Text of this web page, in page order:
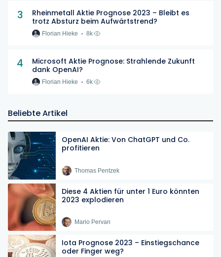
3
Rheinmetall Aktie Prognose 2023 – Bleibt es
trotz Absturz beim Aufwärtstrend?
Florian Hieke 8k
4
Microsoft Aktie Prognose: Strahlende Zukunft
dank OpenAI?
Florian Hieke 6k
Beliebte Artikel
OpenAI Aktie: Von ChatGPT und Co.
profitieren
Thomas Pentzek
Diese 4 Aktien für unter 1 Euro könnten
2023 explodieren
Mario Pervan
Iota Prognose 2023 – Einstiegschance
oder Finger weg?